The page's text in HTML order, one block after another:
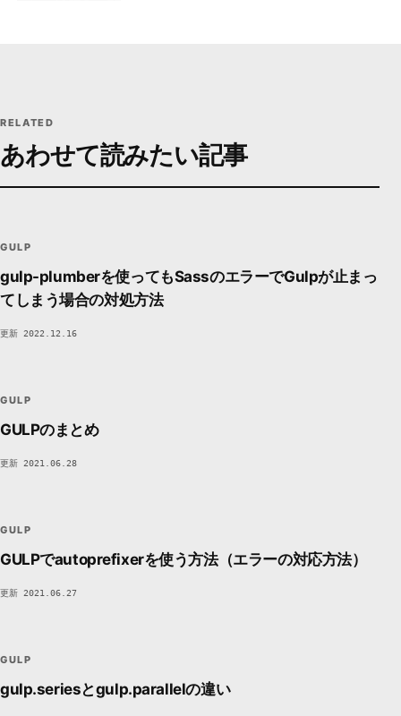
RELATED
あわせて読みたい記事
GULP
gulp-plumberを使ってもSassのエラーでGulpが止まっ
てしまう場合の対処方法
更新 2022.12.16
GULP
GULPのまとめ
更新 2021.06.28
GULP
GULPでautoprefixerを使う方法（エラーの対応方法）
更新 2021.06.27
GULP
gulp.seriesとgulp.parallelの違い